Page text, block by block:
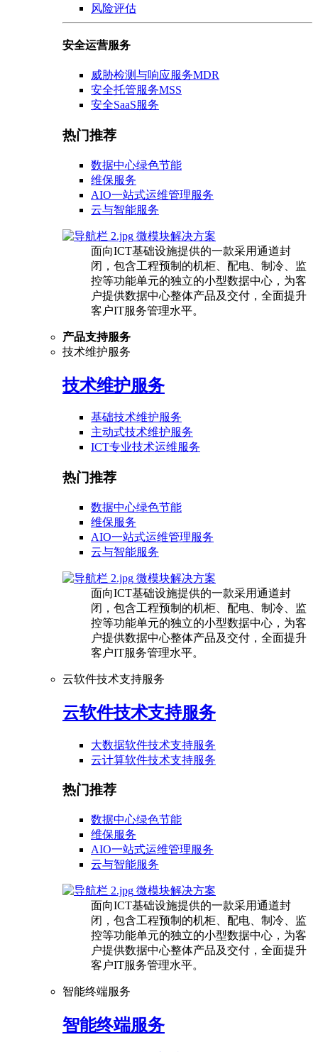
风险评估
安全运营服务
威胁检测与响应服务MDR
安全托管服务MSS
安全SaaS服务
热门推荐
数据中心绿色节能
维保服务
AIO一站式运维管理服务
云与智能服务
微模块解决方案
面向ICT基础设施提供的一款采用通道封
闭，包含工程预制的机柜、配电、制冷、监
控等功能单元的独立的小型数据中心，为客
户提供数据中心整体产品及交付，全面提升
客户IT服务管理水平。
产品支持服务
技术维护服务
技术维护服务
基础技术维护服务
主动式技术维护服务
ICT专业技术运维服务
热门推荐
数据中心绿色节能
维保服务
AIO一站式运维管理服务
云与智能服务
微模块解决方案
面向ICT基础设施提供的一款采用通道封
闭，包含工程预制的机柜、配电、制冷、监
控等功能单元的独立的小型数据中心，为客
户提供数据中心整体产品及交付，全面提升
客户IT服务管理水平。
云软件技术支持服务
云软件技术支持服务
大数据软件技术支持服务
云计算软件技术支持服务
热门推荐
数据中心绿色节能
维保服务
AIO一站式运维管理服务
云与智能服务
微模块解决方案
面向ICT基础设施提供的一款采用通道封
闭，包含工程预制的机柜、配电、制冷、监
控等功能单元的独立的小型数据中心，为客
户提供数据中心整体产品及交付，全面提升
客户IT服务管理水平。
智能终端服务
智能终端服务